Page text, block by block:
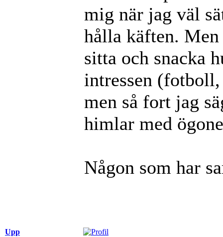
mig när jag väl
hålla käften.
sitta och snacka
intressen
men så fort jag
himlar med
Någon som har
Upp